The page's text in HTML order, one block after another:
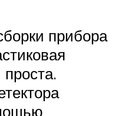
прибора